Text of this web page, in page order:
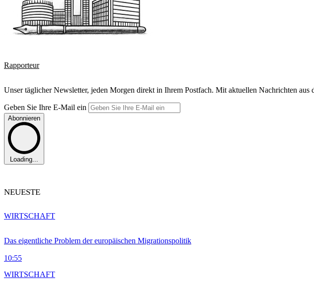
Rapporteur
Unser täglicher Newsletter, jeden Morgen direkt in Ihrem Postfach. Mit aktuellen Nachrichten
Geben Sie Ihre E-Mail ein
Abonnieren
Loading...
NEUESTE
Das eigentliche Problem der europäischen Migrationspolitik
10:55
WIRTSCHAFT
WIRTSCHAFT